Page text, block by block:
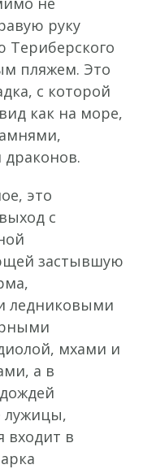
руку
Териберского
пляжем. Это
с которой
как на море,
это
с
застывшую
ледниковыми
мхами и
а в
лужицы,
входит в